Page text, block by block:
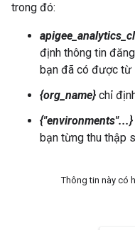
trong đó:
định thông tin
bạn đã có được từ
{org_name} chỉ
{"environments"...}
bạn từng thu thập
Thông tin này có